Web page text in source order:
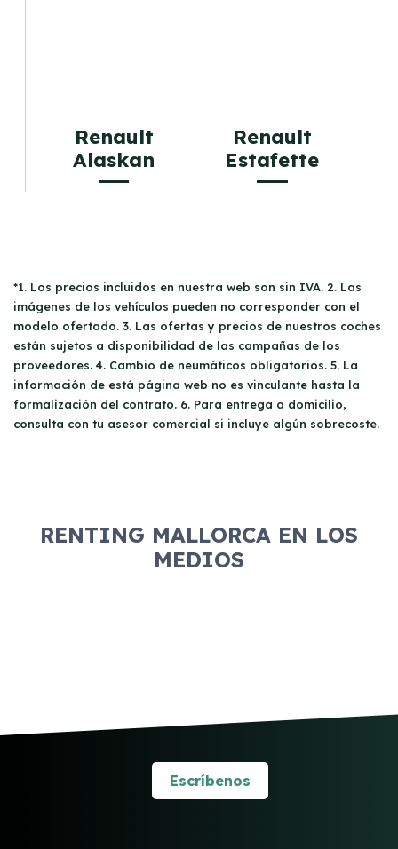
Renault
Alaskan
Renault
Estafette
*1. Los precios incluidos en nuestra web son sin IVA. 2. Las
imágenes de los vehículos pueden no corresponder con el
modelo ofertado. 3. Las ofertas y precios de nuestros coches
están sujetos a disponibilidad de las campañas de los
proveedores. 4. Cambio de neumáticos obligatorios. 5. La
información de está página web no es vinculante hasta la
formalización del contrato. 6. Para entrega a domicilio,
consulta con tu asesor comercial si incluye algún sobrecoste.
RENTING MALLORCA EN LOS
MEDIOS
Escríbenos